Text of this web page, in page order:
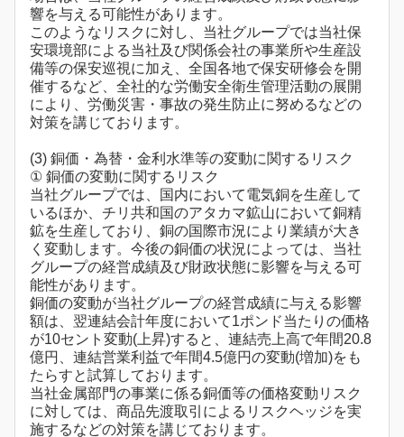
響を与える可能性があります。
このようなリスクに対し、当社グループでは当社保
安環境部による当社及び関係会社の事業所や生産設
備等の保安巡視に加え、全国各地で保安研修会を開
催するなど、全社的な労働安全衛生管理活動の展開
により、労働災害・事故の発生防止に努めるなどの
対策を講じております。
(3) 銅価・為替・金利水準等の変動に関するリスク
① 銅価の変動に関するリスク
当社グループでは、国内において電気銅を生産して
いるほか、チリ共和国のアタカマ鉱山において銅精
鉱を生産しており、銅の国際市況により業績が大き
く変動します。今後の銅価の状況によっては、当社
グループの経営成績及び財政状態に影響を与える可
能性があります。
銅価の変動が当社グループの経営成績に与える影響
額は、翌連結会計年度において1ポンド当たりの価格
が10セント変動(上昇)すると、連結売上高で年間20.8
億円、連結営業利益で年間4.5億円の変動(増加)をも
たらすと試算しております。
当社金属部門の事業に係る銅価等の価格変動リスク
に対しては、商品先渡取引によるリスクヘッジを実
施するなどの対策を講じております。